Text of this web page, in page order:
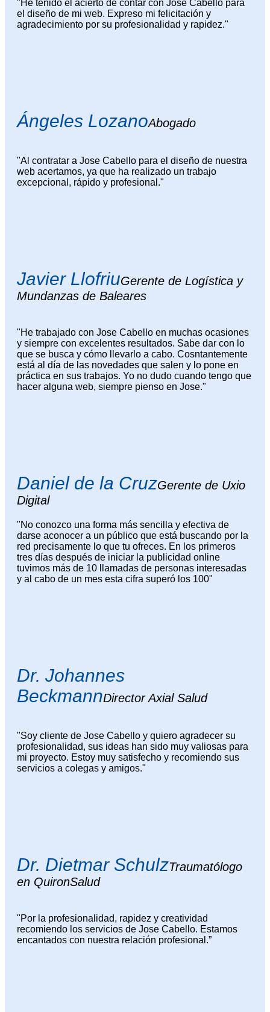
"He tenido el acierto de contar con Jose Cabello para
el diseño de mi web. Expreso mi felicitación y
agradecimiento por su profesionalidad y rapidez."
Ángeles LozanoAbogado
"Al contratar a Jose Cabello para el diseño de nuestra
web acertamos, ya que ha realizado un trabajo
excepcional, rápido y profesional."
Javier LlofriuGerente de Logística y
Mundanzas de Baleares
"He trabajado con Jose Cabello en muchas ocasiones
y siempre con excelentes resultados. Sabe dar con lo
que se busca y cómo llevarlo a cabo. Cosntantemente
está al día de las novedades que salen y lo pone en
práctica en sus trabajos. Yo no dudo cuando tengo que
hacer alguna web, siempre pienso en Jose."
Daniel de la CruzGerente de Uxio
Digital
"No conozco una forma más sencilla y efectiva de
darse aconocer a un público que está buscando por la
red precisamente lo que tu ofreces. En los primeros
tres días después de iniciar la publicidad online
tuvimos más de 10 llamadas de personas interesadas
y al cabo de un mes esta cifra superó los 100"
Dr. Johannes
BeckmannDirector Axial Salud
"Soy cliente de Jose Cabello y quiero agradecer su
profesionalidad, sus ideas han sido muy valiosas para
mi proyecto. Estoy muy satisfecho y recomiendo sus
servicios a colegas y amigos."
Dr. Dietmar SchulzTraumatólogo
en QuironSalud
"Por la profesionalidad, rapidez y creatividad
recomiendo los servicios de Jose Cabello. Estamos
encantados con nuestra relación profesional.”